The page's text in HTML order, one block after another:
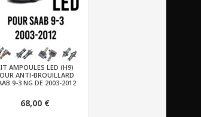
AMPOULES LED (H9)
ANTI-BROUILLARD
9-3 NG DE 2003-2012
68,00 €